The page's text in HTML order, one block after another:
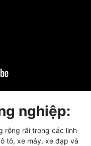
nghiệp:
rộng rãi trong các linh
tô, xe máy, xe đạp và